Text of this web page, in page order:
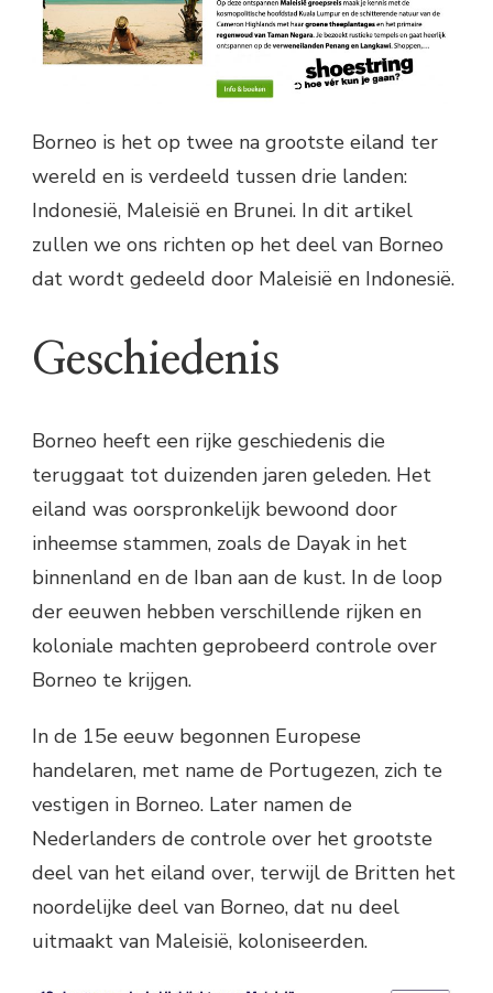
Borneo is het op twee na grootste eiland ter
wereld en is verdeeld tussen drie landen:
Indonesië, Maleisië en Brunei. In dit artikel
zullen we ons richten op het deel van Borneo
dat wordt gedeeld door Maleisië en Indonesië.
Geschiedenis
Borneo heeft een rijke geschiedenis die
teruggaat tot duizenden jaren geleden. Het
eiland was oorspronkelijk bewoond door
inheemse stammen, zoals de Dayak in het
binnenland en de Iban aan de kust. In de loop
der eeuwen hebben verschillende rijken en
koloniale machten geprobeerd controle over
Borneo te krijgen.
In de 15e eeuw begonnen Europese
handelaren, met name de Portugezen, zich te
vestigen in Borneo. Later namen de
Nederlanders de controle over het grootste
deel van het eiland over, terwijl de Britten het
noordelijke deel van Borneo, dat nu deel
uitmaakt van Maleisië, koloniseerden.